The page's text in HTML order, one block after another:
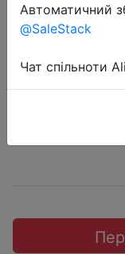
Сумка для
Белый
Автоматичний
@SaleStack
Чат спільноти